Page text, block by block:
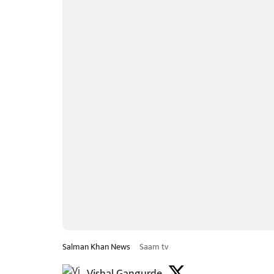
Salman Khan News Saam tv